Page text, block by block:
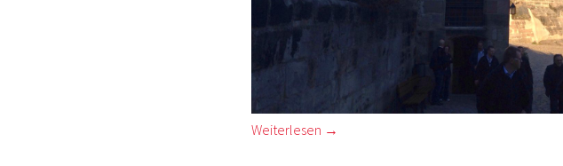
Weiterlesen →